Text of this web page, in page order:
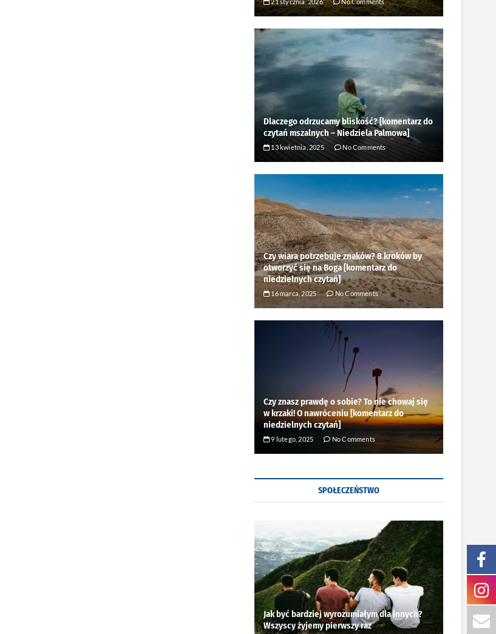
Dlaczego odrzucamy bliskość? [komentarz do
czytań mszalnych – Niedziela Palmowa]
13 kwietnia, 2025 No Comments
Czy wiara potrzebuje znaków? 8 kroków by
otworzyć się na Boga [komentarz do
niedzielnych czytań]
16 marca, 2025 No Comments
Czy znasz prawdę o sobie? To nie chowaj się
w krzaki! O nawróceniu [komentarz do
niedzielnych czytań]
9 lutego, 2025 No Comments
SPOŁECZEŃSTWO
Jak być bardziej wyrozumiałym dla innych?
Wszyscy żyjemy pierwszy raz